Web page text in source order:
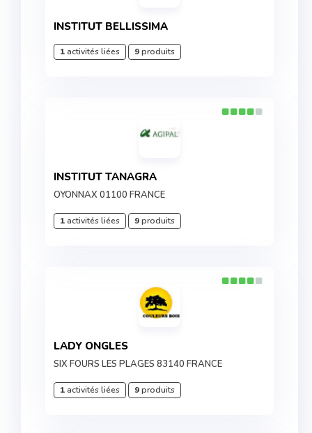
INSTITUT BELLISSIMA
1activités liées 9produits
INSTITUT TANAGRA
OYONNAX 01100 FRANCE
1activités liées 9produits
LADY ONGLES
SIX FOURS LES PLAGES 83140 FRANCE
1activités liées 9produits